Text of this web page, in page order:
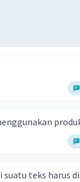
teks harus